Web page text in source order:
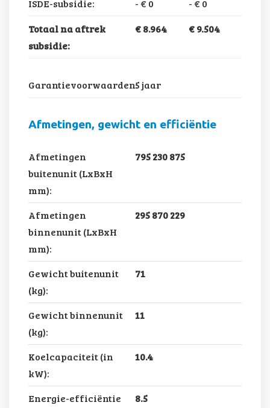
ISDE-subsidie: - € 0 - € 0
Totaal na aftrek
subsidie:
€ 8.964 € 9.504
Garantievoorwaarden:5 jaar
Afmetingen, gewicht en efficiëntie
Afmetingen
buitenunit (LxBxH
mm):
795 230 875
Afmetingen
binnenunit (LxBxH
mm):
295 870 229
Gewicht buitenunit
(kg):
71
Gewicht binnenunit
(kg):
11
Koelcapaciteit (in
kW):
10.4
Energie-efficiëntie
8.5